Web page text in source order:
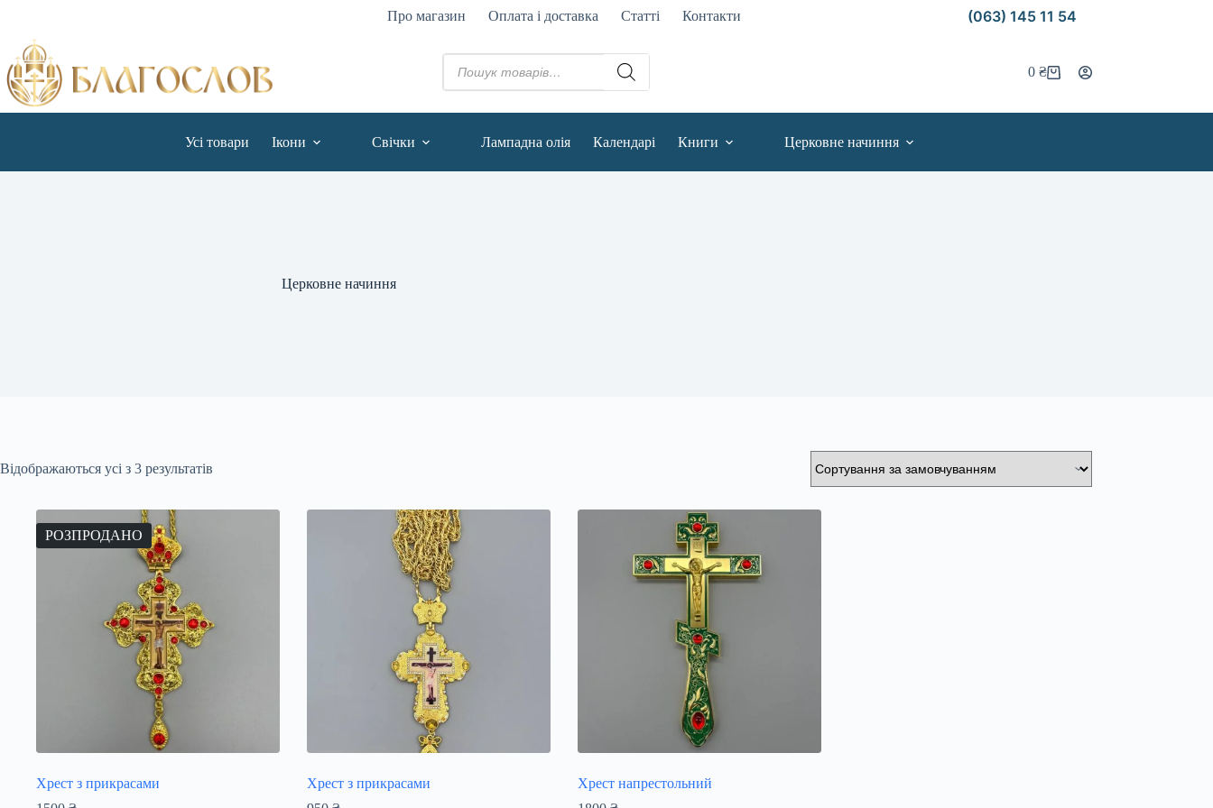
Про магазин Оплата і доставка Статті Контакти (063) 145 11 54
0 ₴
Усі товари Ікони Свічки Лампадна олія Календарі Книги Церковне начиння
Церковне начиння
Відображаються усі з 3 результатів
РОЗПРОДАНО
Хрест з прикрасами
Хрест з прикрасами
Хрест напрестольний